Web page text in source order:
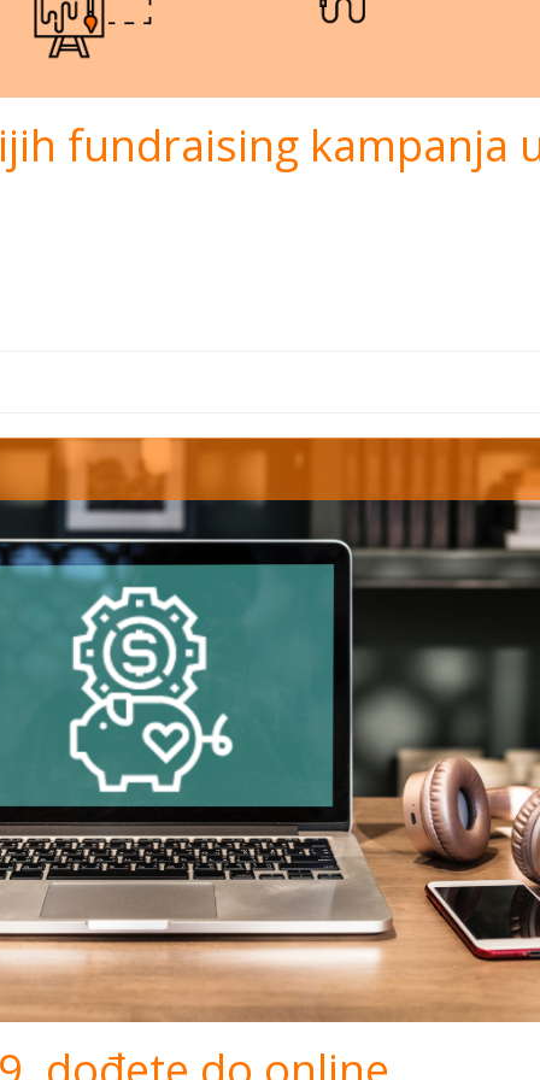
fundraising kampanja